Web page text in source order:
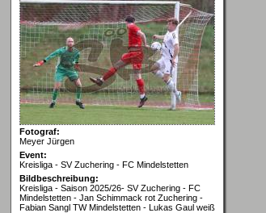
Fotograf:
Meyer Jürgen
Event:
Kreisliga - SV Zuchering - FC Mindelstetten
Bildbeschreibung:
Kreisliga - Saison 2025/26- SV Zuchering - FC
Mindelstetten - Jan Schimmack rot Zuchering -
Fabian Sangl TW Mindelstetten - Lukas Gaul weiß